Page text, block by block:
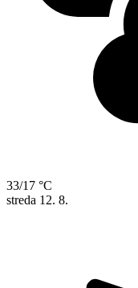
33/17 °C
streda 12. 8.